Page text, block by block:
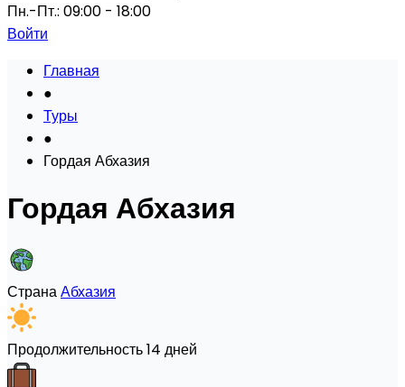
Пн.-Пт.: 09:00 - 18:00
Войти
Главная
●
Туры
●
Гордая Абхазия
Гордая Абхазия
СтранаАбхазия
Продолжительность14 дней